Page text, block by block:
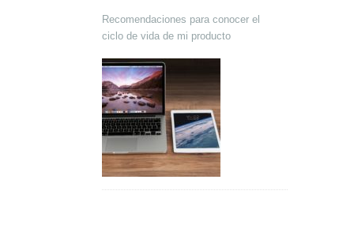
Recomendaciones para conocer el
ciclo de vida de mi producto